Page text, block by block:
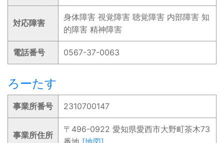
対応障害
身体障害 視覚障害 聴覚障害 内部障害 知
的障害 精神障害
電話番号 0567-37-0063
ろーたす
事業所番号 2310700147
事業所住所
〒496-0922 愛知県愛西市大野町茶木73